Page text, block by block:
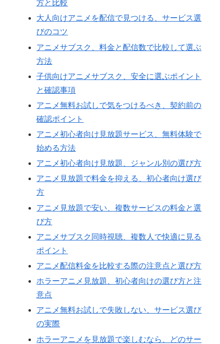
方と比較
大人向けアニメを配信で見つける、サービス選
びのコツ
アニメサブスク、料金と配信数で比較して選ぶ
方法
子供向けアニメサブスク、安全に選ぶポイント
と確認事項
アニメ無料お試しで気をつけるべき、契約前の
確認ポイント
アニメ初心者向け見放題サービス、無料体験で
始める方法
アニメ初心者向け見放題、ジャンル別の選び方
アニメ見放題で料金を抑える、初心者向け選び
方
アニメ見放題で安い、複数サービスの料金と選
び方
アニメサブスク同時視聴、複数人で快適に見る
ポイント
アニメ配信料金を比較する際の注意点と選び方
ホラーアニメ見放題、初心者向けの選び方と注
意点
アニメ無料お試しで失敗しない、サービス選び
の実際
ホラーアニメを見放題で楽しむなら、どのサー